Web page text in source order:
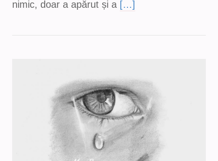
nimic, doar a apărut și a […]